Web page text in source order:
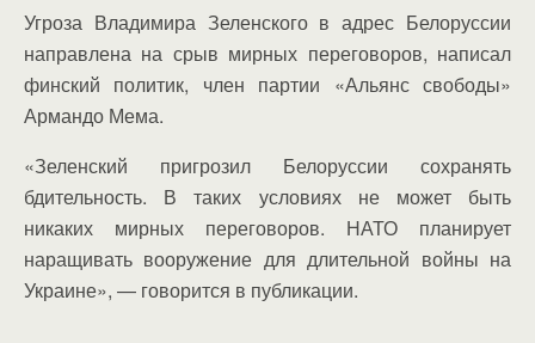
Угроза Владимира Зеленского в адрес Белоруссии
направлена на срыв мирных переговоров, написал
финский политик, член партии «Альянс свободы»
Армандо Мема.
«Зеленский пригрозил Белоруссии сохранять
бдительность. В таких условиях не может быть
никаких мирных переговоров. НАТО планирует
наращивать вооружение для длительной войны на
Украине», — говорится в публикации.